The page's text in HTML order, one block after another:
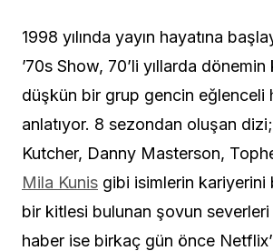
1998 yılında yayın hayatına
’70s Show, 70’li yıllarda
düşkün bir grup gencin eğlenceli
anlatıyor. 8 sezondan oluşan
Kutcher, Danny Masterson,
Mila Kunis gibi isimlerin kariyerini
bir kitlesi bulunan şovun
haber ise birkaç gün önce